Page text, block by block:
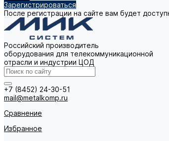
Зарегистрироваться
После регистрации на сайте вам будет
Российский производитель
оборудования для телекоммуникационной
отрасли и индустрии ЦОД
+7 (8452) 24-30-51
mail@metalkomp.ru
Сравнение
Избранное